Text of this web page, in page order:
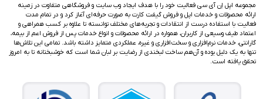
مجموعه اپل اِن آی سی فعالیت خود را با هدف ایجاد وب سایت و فروشگاهی متفاوت در زمینه
ارائه محصولات و خدمات اپل و فروش گیفت کارت به صورت حرفه‌ای آغاز کرد و در تمام مدت
فعالیت با استفاده درست از انتقادات و تجربه‌های مختلف توانسته تا علاوه بر کسب همراهی و
اعتماد طیف وسیعی از کاربران، همواره در ارائه محصولات و انواع خدمات پس از فروش اعم از بیمه،
گارانتی، خدمات نرم‌افزاری و سخت‌افزاری و غیره، عملکردی متمایز داشته باشد. تمامی این تلاش‌ها
تنها به یک دلیل بوده و آن‌هم ساخت لبخندی از رضایت بر لبان شما است که خوشبختانه تا به امروز
تحقق یافته است.